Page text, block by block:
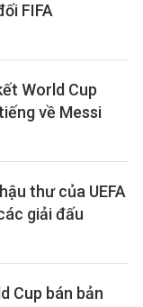
FIFA
World Cup
về Messi
thư của UEFA
giải đấu
Cup bán bản